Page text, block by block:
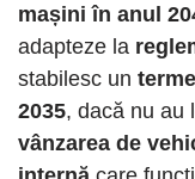
mașini în anul
adapteze la
stabilesc un
2035, dacă nu au
vânzarea de